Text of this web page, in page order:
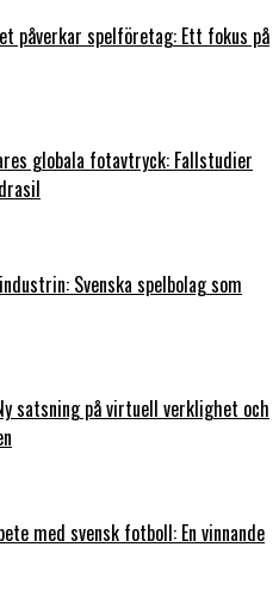
påverkar spelföretag: Ett fokus på
globala fotavtryck: Fallstudier
Svenska spelbolag som
satsning på virtuell verklighet och
med svensk fotboll: En vinnande